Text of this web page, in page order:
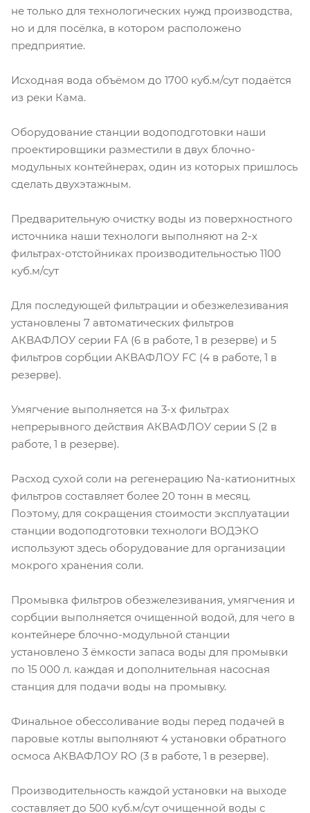
не только для технологических нужд производства,
но и для посёлка, в котором расположено
предприятие.
Исходная вода объёмом до 1700 куб.м/сут подаётся
из реки Кама.
Оборудование станции водоподготовки наши
проектировщики разместили в двух блочно-
модульных контейнерах, один из которых пришлось
сделать двухэтажным.
Предварительную очистку воды из поверхностного
источника наши технологи выполняют на 2-х
фильтрах-отстойниках производительностью 1100
куб.м/сут
Для последующей фильтрации и обезжелезивания
установлены 7 автоматических фильтров
АКВАФЛОУ серии FА (6 в работе, 1 в резерве) и 5
фильтров сорбции АКВАФЛОУ FC (4 в работе, 1 в
резерве).
Умягчение выполняется на 3-х фильтрах
непрерывного действия АКВАФЛОУ серии S (2 в
работе, 1 в резерве).
Расход сухой соли на регенерацию Na-катионитных
фильтров составляет более 20 тонн в месяц.
Поэтому, для сокращения стоимости эксплуатации
станции водоподготовки технологи ВОДЭКО
используют здесь оборудование для организации
мокрого хранения соли.
Промывка фильтров обезжелезивания, умягчения и
сорбции выполняется очищенной водой, для чего в
контейнере блочно-модульной станции
установлено 3 ёмкости запаса воды для промывки
по 15 000 л. каждая и дополнительная насосная
станция для подачи воды на промывку.
Финальное обессоливание воды перед подачей в
паровые котлы выполняют 4 установки обратного
осмоса АКВАФЛОУ RO (3 в работе, 1 в резерве).
Производительность каждой установки на выходе
составляет до 500 куб.м/сут очищенной воды с